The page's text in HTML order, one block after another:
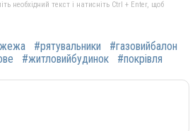
необхідний текст і натисніть Ctrl + Enter, щоб
#рятувальники
#газовийбалон
#житловийбудинок #покрівля